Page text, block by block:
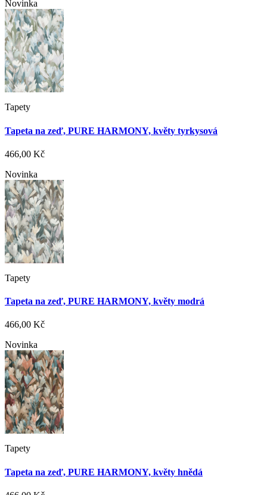
Novinka
Tapety
Tapeta na zeď, PURE HARMONY, květy tyrkysová
466,00 Kč
Novinka
Tapety
Tapeta na zeď, PURE HARMONY, květy modrá
466,00 Kč
Novinka
Tapety
Tapeta na zeď, PURE HARMONY, květy hnědá